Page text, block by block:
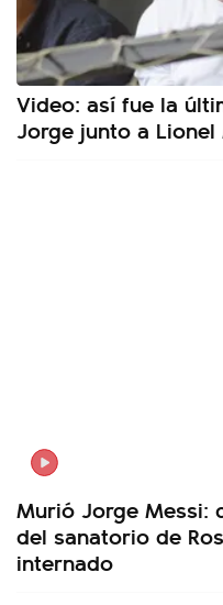
Video: así fue la
Jorge junto a
Murió Jorge Messi:
del sanatorio de
internado